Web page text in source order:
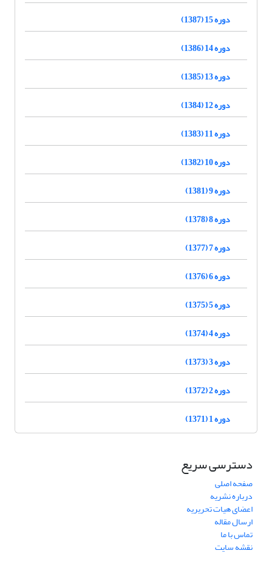
دوره 15 (1387)
دوره 14 (1386)
دوره 13 (1385)
دوره 12 (1384)
دوره 11 (1383)
دوره 10 (1382)
دوره 9 (1381)
دوره 8 (1378)
دوره 7 (1377)
دوره 6 (1376)
دوره 5 (1375)
دوره 4 (1374)
دوره 3 (1373)
دوره 2 (1372)
دوره 1 (1371)
دسترسی سریع
صفحه اصلی
درباره نشریه
اعضای هیات تحریریه
ارسال مقاله
تماس با ما
نقشه سایت